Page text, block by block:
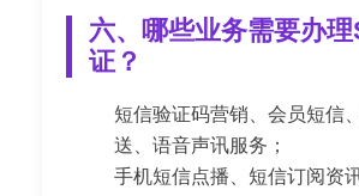
六、哪些业务需要办
证？
短信验证码营销、会员短信
送、语音声讯服务；
手机短信点播、短信订阅资